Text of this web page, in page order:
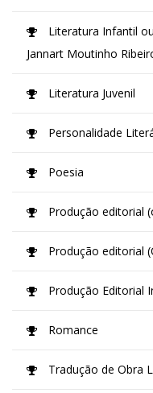
Literatura Infantil
Jannart Moutinho
Literatura Juvenil
Personalidade
Poesia
Produção editorial
Produção editorial
Produção Editorial
Romance
Tradução de Obra